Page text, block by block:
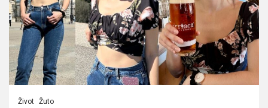
Život Žuto